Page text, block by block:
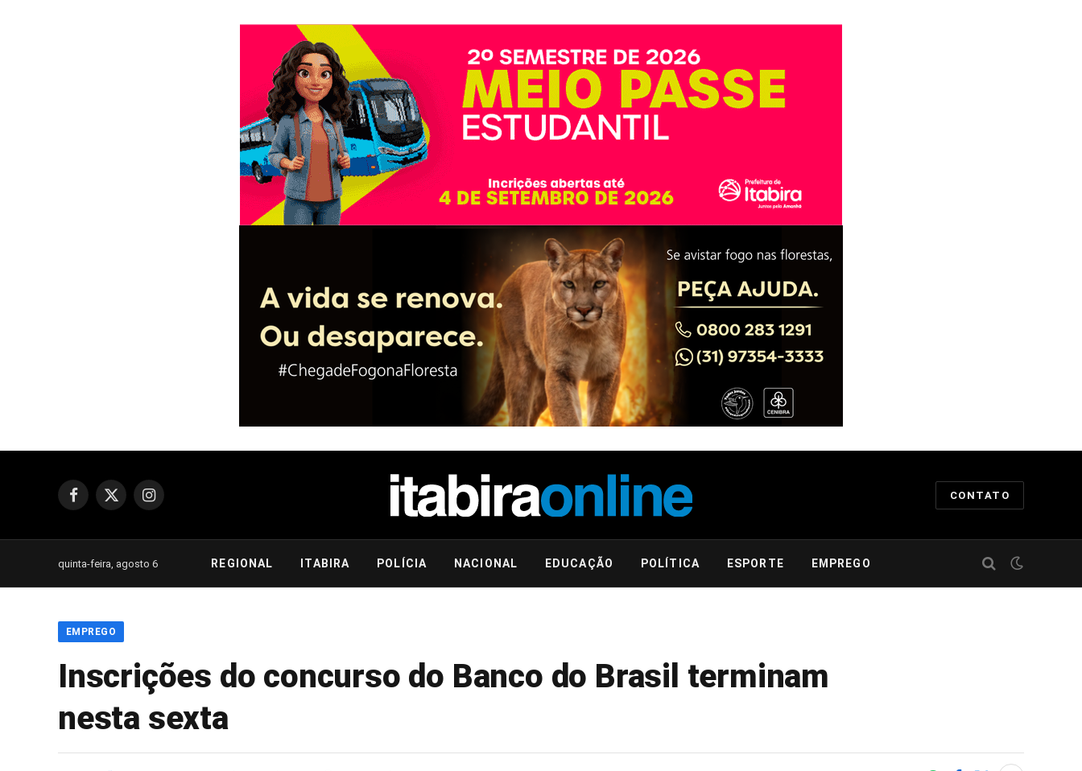
Facebook
X
Instagram
CONTATO
quinta-feira, agosto 6 REGIONAL ITABIRA POLÍCIA NACIONAL EDUCAÇÃO POLÍTICA ESPORTE EMPREGO
EMPREGO
Inscrições do concurso do Banco do Brasil terminam
nesta sexta